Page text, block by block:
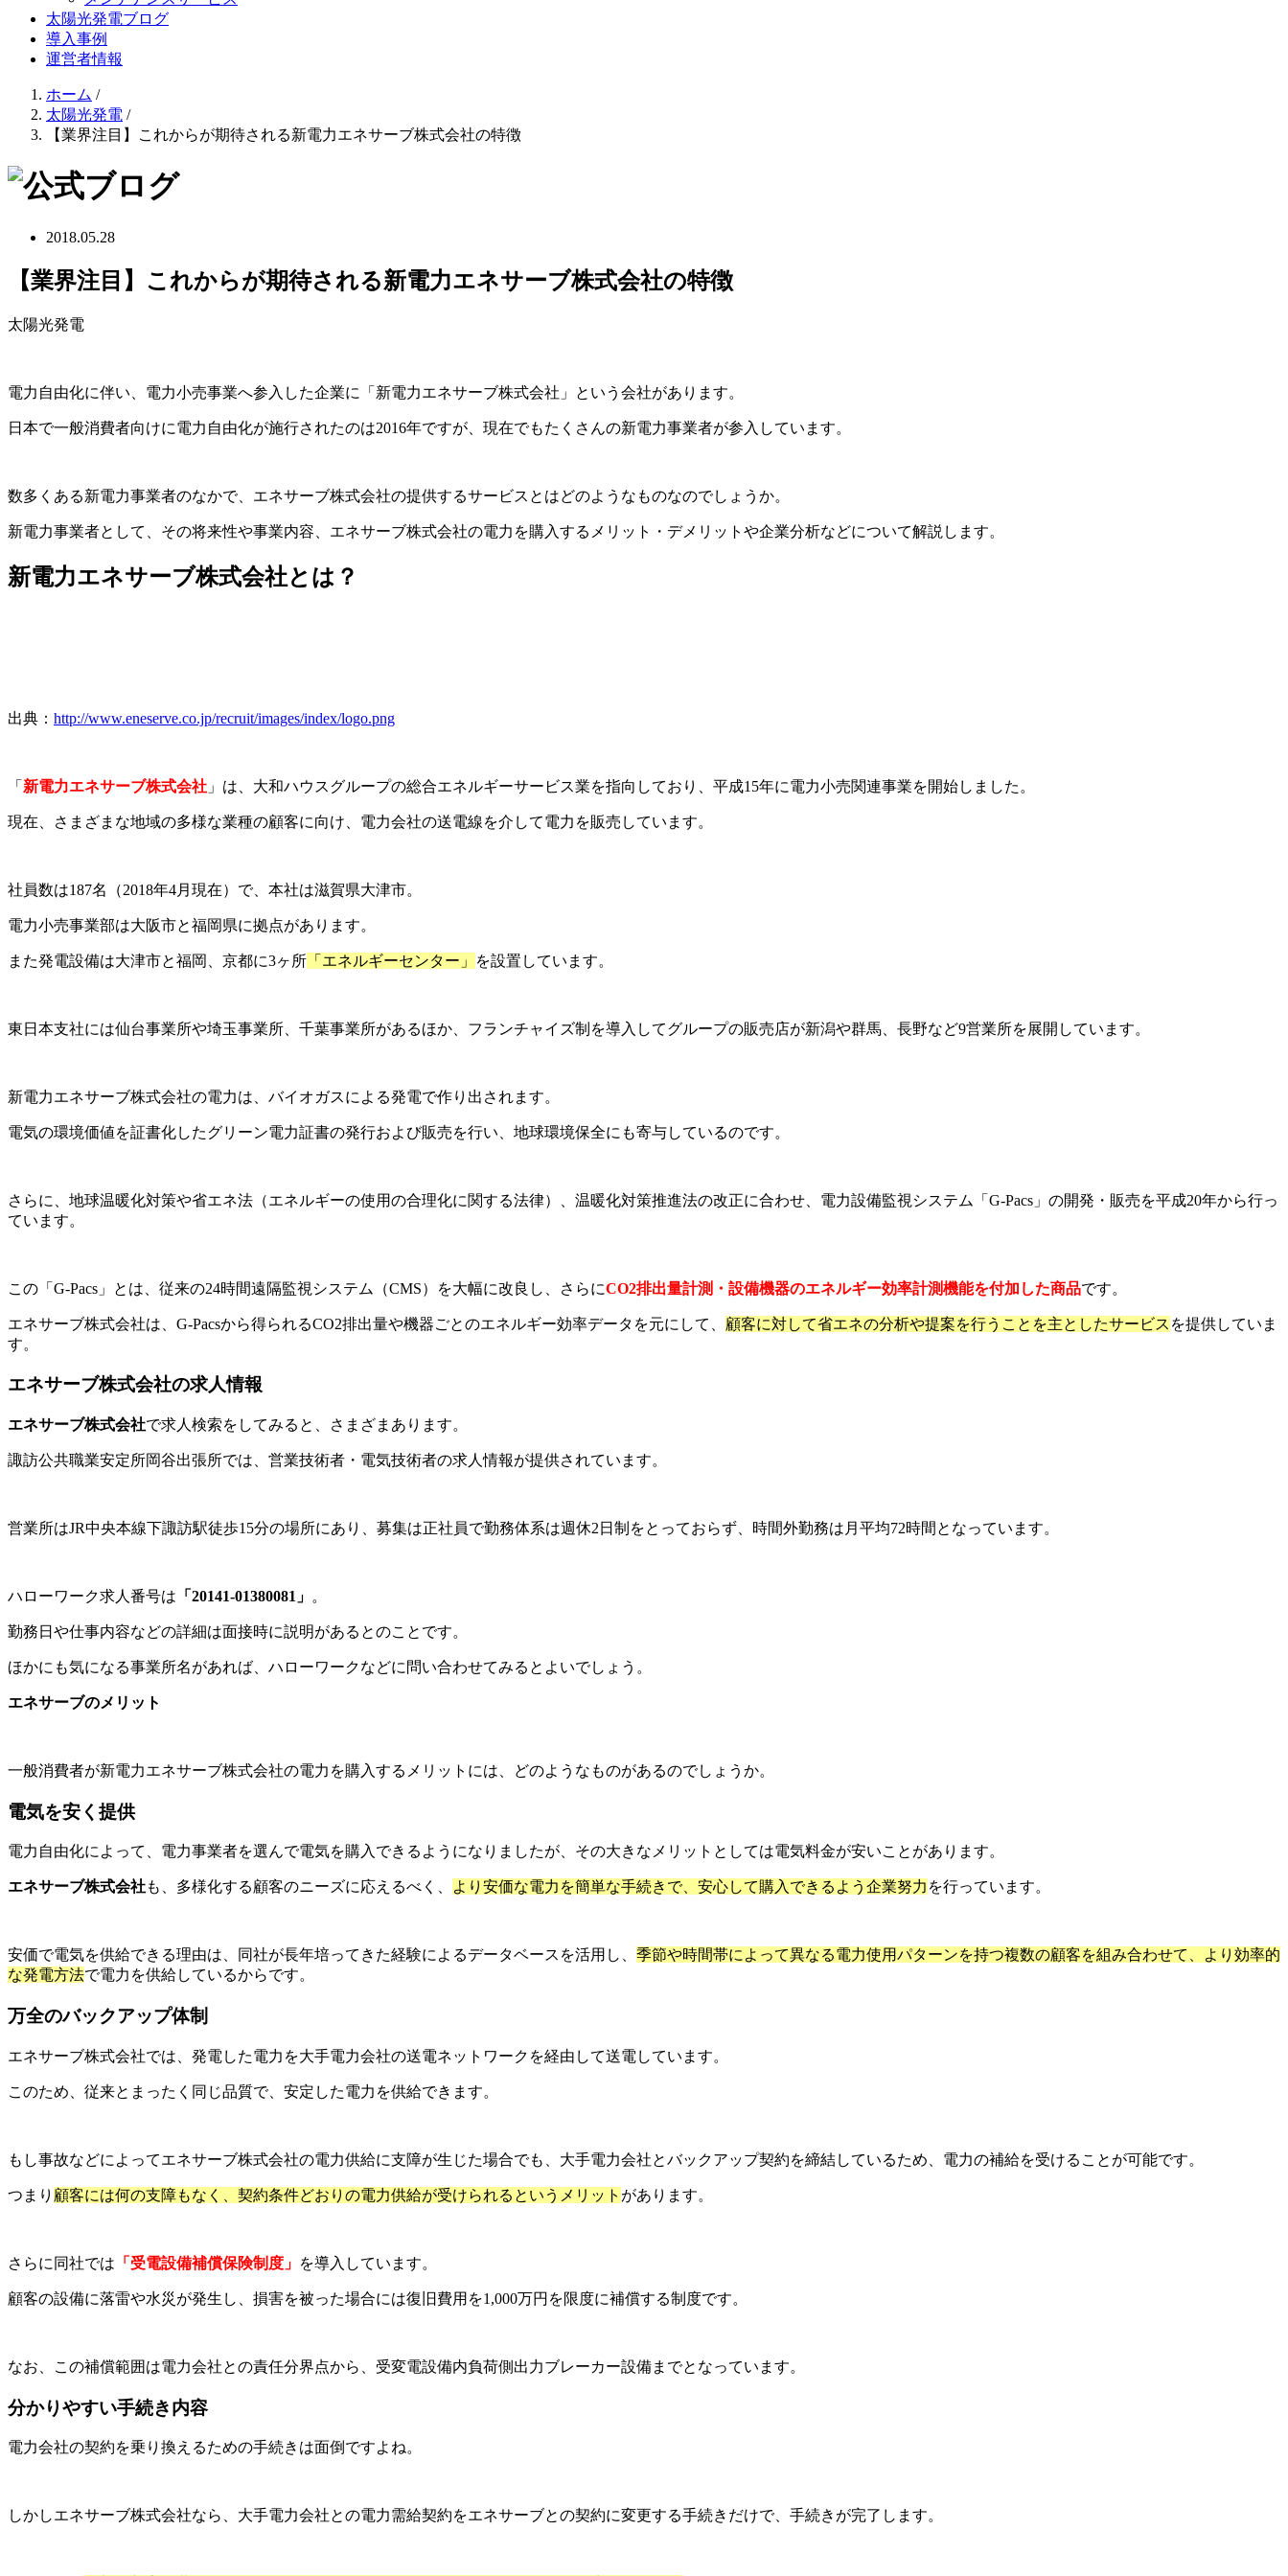
太陽光発電ブログ
導入事例
運営者情報
ホーム /
太陽光発電 /
【業界注目】これからが期待される新電力エネサーブ株式会社の特徴
2018.05.28
【業界注目】これからが期待される新電力エネサーブ株式会社の特徴
太陽光発電
電力自由化に伴い、電力小売事業へ参入した企業に「新電力エネサーブ株式会社」という会社があります。
日本で一般消費者向けに電力自由化が施行されたのは2016年ですが、現在でもたくさんの新電力事業者が参入しています。
数多くある新電力事業者のなかで、エネサーブ株式会社の提供するサービスとはどのようなものなのでしょうか。
新電力事業者として、その将来性や事業内容、エネサーブ株式会社の電力を購入するメリット・デメリットや企業分析などについて解説します。
新電力エネサーブ株式会社とは？
出典： http://www.eneserve.co.jp/recruit/images/index/logo.png
「 新電力エネサーブ株式会社 」は、大和ハウスグループの総合エネルギーサービス業を指向しており、平成15年に電力小売関連事業を開始しました。
現在、さまざまな地域の多様な業種の顧客に向け、電力会社の送電線を介して電力を販売しています。
社員数は187名（2018年4月現在）で、本社は滋賀県大津市。
電力小売事業部は大阪市と福岡県に拠点があります。
また発電設備は大津市と福岡、京都に3ヶ所 「エネルギーセンター」 を設置しています。
東日本支社には仙台事業所や埼玉事業所、千葉事業所があるほか、フランチャイズ制を導入してグループの販売店が新潟や群馬、長野など9営業所を展開しています。
新電力エネサーブ株式会社の電力は、バイオガスによる発電で作り出されます。
電気の環境価値を証書化したグリーン電力証書の発行および販売を行い、地球環境保全にも寄与しているのです。
さらに、地球温暖化対策や省エネ法（エネルギーの使用の合理化に関する法律）、温暖化対策推進法の改正に合わせ、電力設備監視システム「G-Pacs」の開発・販売を平成20年から行っ
ています。
この「G-Pacs」とは、従来の24時間遠隔監視システム（CMS）を大幅に改良し、さらにCO2排出量計測・設備機器のエネルギー効率計測機能を付加した商品です。
エネサーブ株式会社は、G-Pacsから得られるCO2排出量や機器ごとのエネルギー効率データを元にして、 顧客に対して省エネの分析や提案を行うことを主としたサービス を提供していま
す。
エネサーブ株式会社の求人情報
エネサーブ株式会社で求人検索をしてみると、さまざまあります。
諏訪公共職業安定所岡谷出張所では、営業技術者・電気技術者の求人情報が提供されています。
営業所はJR中央本線下諏訪駅徒歩15分の場所にあり、募集は正社員で勤務体系は週休2日制をとっておらず、時間外勤務は月平均72時間となっています。
ハローワーク求人番号は 「20141-01380081」 。
勤務日や仕事内容などの詳細は面接時に説明があるとのことです。
ほかにも気になる事業所名があれば、ハローワークなどに問い合わせてみるとよいでしょう。
エネサーブのメリット
一般消費者が新電力エネサーブ株式会社の電力を購入するメリットには、どのようなものがあるのでしょうか。
電気を安く提供
電力自由化によって、電力事業者を選んで電気を購入できるようになりましたが、その大きなメリットとしては電気料金が安いことがあります。
エネサーブ株式会社も、多様化する顧客のニーズに応えるべく、 より安価な電力を簡単な手続きで、安心して購入できるよう企業努力 を行っています。
安価で電気を供給できる理由は、同社が長年培ってきた経験によるデータベースを活用し、 季節や時間帯によって異なる電力使用パターンを持つ複数の顧客を組み合わせて、より効率的
な発電方法で電力を供給しているからです。
万全のバックアップ体制
エネサーブ株式会社では、発電した電力を大手電力会社の送電ネットワークを経由して送電しています。
このため、従来とまったく同じ品質で、安定した電力を供給できます。
もし事故などによってエネサーブ株式会社の電力供給に支障が生じた場合でも、大手電力会社とバックアップ契約を締結しているため、電力の補給を受けることが可能です。
つまり 顧客には何の支障もなく、契約条件どおりの電力供給が受けられるというメリット があります。
さらに同社では 「受電設備補償保険制度」 を導入しています。
顧客の設備に落雷や水災が発生し、損害を被った場合には復旧費用を1,000万円を限度に補償する制度です。
なお、この補償範囲は電力会社との責任分界点から、受変電設備内負荷側出力ブレーカー設備までとなっています。
分かりやすい手続き内容
電力会社の契約を乗り換えるための手続きは面倒ですよね。
しかしエネサーブ株式会社なら、大手電力会社との電力需給契約をエネサーブとの契約に変更する手続きだけで、手続きが完了します。